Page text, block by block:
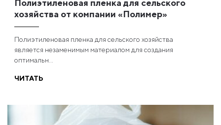
Полиэтиленовая пленка для сельского
хозяйства от компании «Полимер»
Полиэтиленовая пленка для сельского хозяйства
является незаменимым материалом для создания
оптимальн...
ЧИТАТЬ